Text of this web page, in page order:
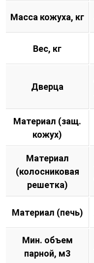
Масса кожуха, кг
Вес, кг
Дверца
Материал (защ.
кожух)
Материал
(колосниковая
решетка)
Материал (печь)
Мин. объем
парной, м3